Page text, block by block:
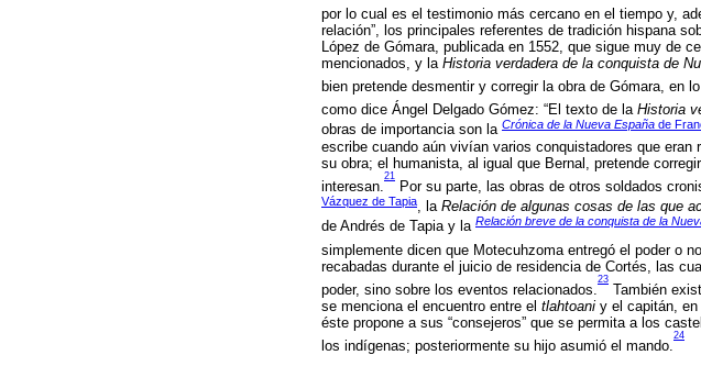
por lo cual es el testimonio más cercano en el tiempo y,
relación”, los principales referentes de tradición hispana
López de Gómara, publicada en 1552, que sigue muy de
mencionados, y la Historia verdadera de la conquista de
bien pretende desmentir y corregir la obra de Gómara, en
como dice Ángel Delgado Gómez: “El texto de la Historia
obras de importancia son la Crónica de la Nueva España de
escribe cuando aún vivían varios conquistadores que
su obra; el humanista, al igual que Bernal, pretende
interesan.
21
Por su parte, las obras de otros soldados
Vázquez de Tapia, la Relación de algunas cosas de las que
de Andrés de Tapia y la Relación breve de la conquista de la
simplemente dicen que Motecuhzoma entregó el poder o
recabadas durante el juicio de residencia de Cortés, las
poder, sino sobre los eventos relacionados.
23
También
se menciona el encuentro entre el tlahtoani y el capitán, en
éste propone a sus “consejeros” que se permita a los
los indígenas; posteriormente su hijo asumió el mando.
24